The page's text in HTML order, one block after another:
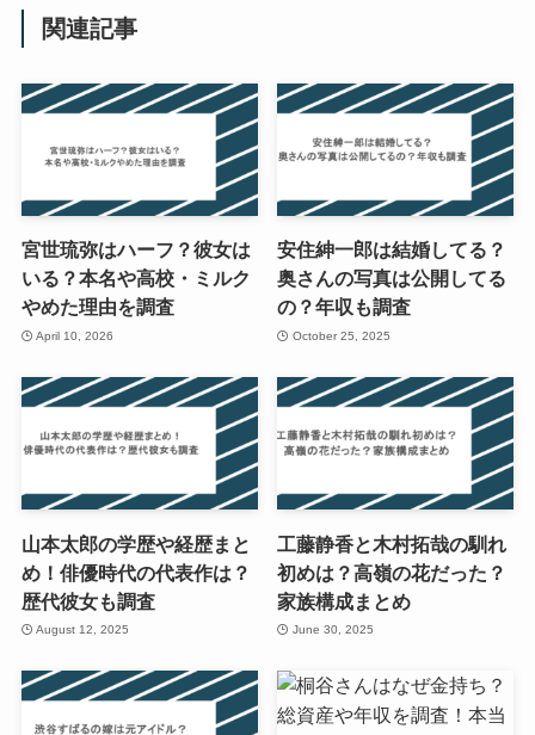
関連記事
宮世琉弥はハーフ？彼女は
いる？本名や高校・ミルク
やめた理由を調査
April 10, 2026
安住紳一郎は結婚してる？
奥さんの写真は公開してる
の？年収も調査
October 25, 2025
山本太郎の学歴や経歴まと
め！俳優時代の代表作は？
歴代彼女も調査
August 12, 2025
工藤静香と木村拓哉の馴れ
初めは？高嶺の花だった？
家族構成まとめ
June 30, 2025